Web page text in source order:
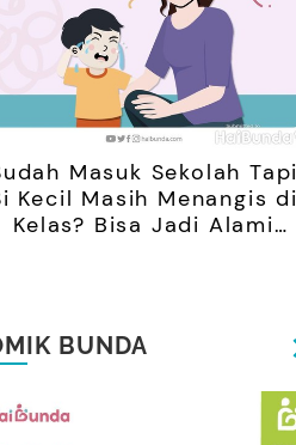
Masuk Sekolah Tapi
Kecil Masih Menangis di
Kelas? Bisa Jadi Alami
BUNDA